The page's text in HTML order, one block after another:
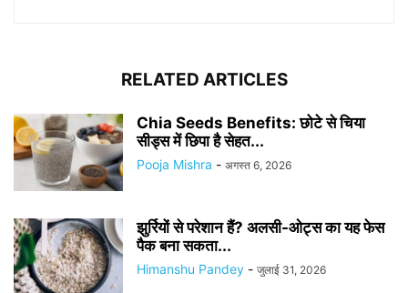
RELATED ARTICLES
Chia Seeds Benefits: छोटे से चिया
सीड्स में छिपा है सेहत...
Pooja Mishra - अगस्त 6, 2026
झुर्रियों से परेशान हैं? अलसी-ओट्स का यह फेस
पैक बना सकता...
Himanshu Pandey - जुलाई 31, 2026